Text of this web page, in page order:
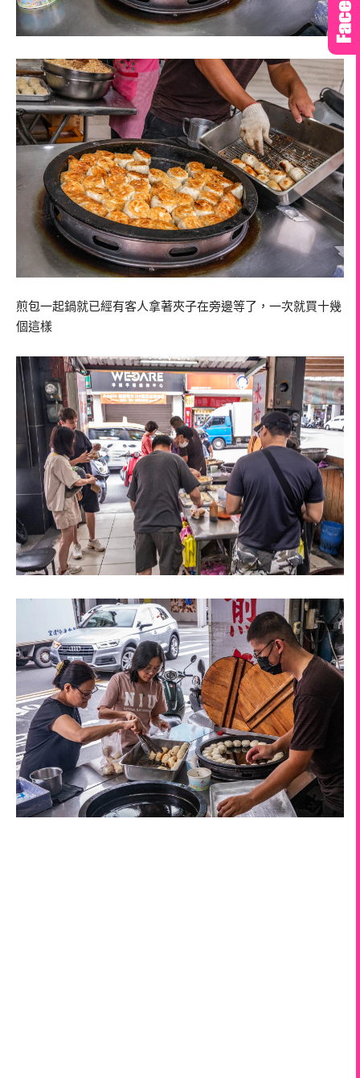
煎包一起鍋就已經有客人拿著夾子在旁邊等了，一次就買十幾
個這樣